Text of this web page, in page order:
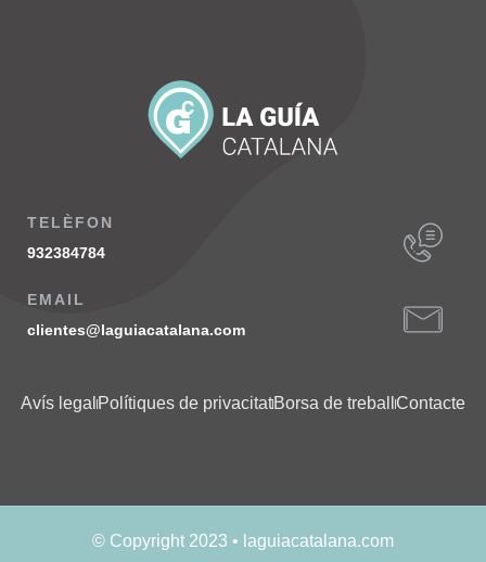
TELÈFON
932384784
EMAIL
clientes@laguiacatalana.com
Avís legal Polítiques de privacitatBorsa de treball Contacte
© Copyright 2023 • laguiacatalana.com